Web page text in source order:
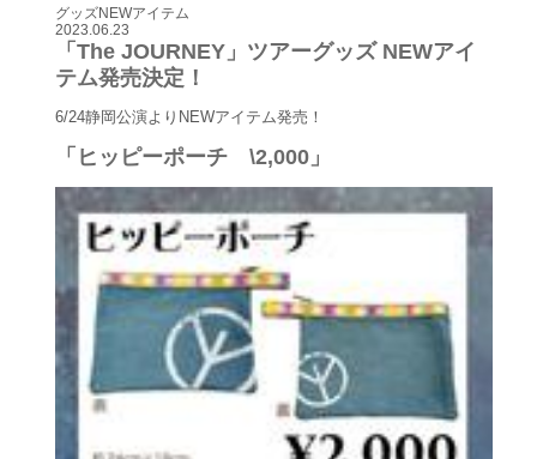
グッズNEWアイテム
2023.06.23
「The JOURNEY」ツアーグッズ NEWアイ
テム発売決定！
6/24静岡公演よりNEWアイテム発売！
「ヒッピーポーチ \2,000」